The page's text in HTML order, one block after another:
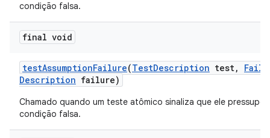
condição falsa.
final void
testAssumptionFailure(TestDescription test,
Description failure)
Chamado quando um teste atômico sinaliza que ele
condição falsa.